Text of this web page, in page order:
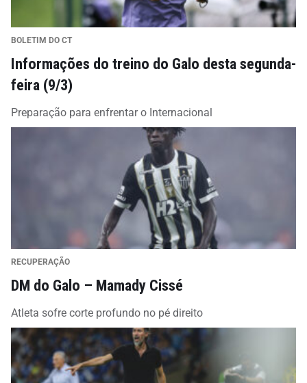
BOLETIM DO CT
Informações do treino do Galo desta segunda-
feira (9/3)
Preparação para enfrentar o Internacional
RECUPERAÇÃO
DM do Galo – Mamady Cissé
Atleta sofre corte profundo no pé direito